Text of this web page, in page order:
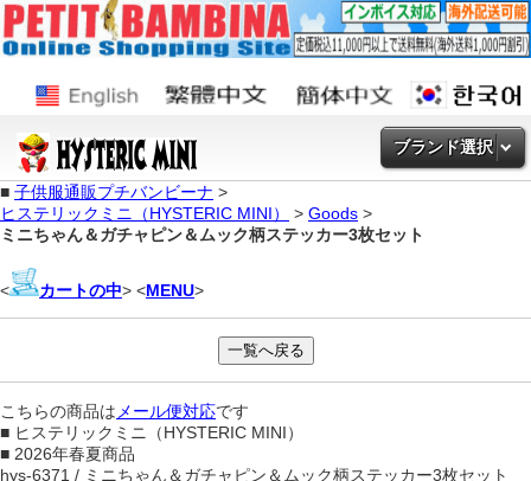
ブランド選択
■ 子供服通販プチバンビーナ >
ヒステリックミニ（HYSTERIC MINI）
> Goods >
ミニちゃん＆ガチャピン＆ムック柄ステッカー3枚セット
< カートの中> <MENU>
こちらの商品は メール便対応です
■ ヒステリックミニ（HYSTERIC MINI）
■ 2026年春夏商品
hys-6371 / ミニちゃん＆ガチャピン＆ムック柄ステッカー3枚セット